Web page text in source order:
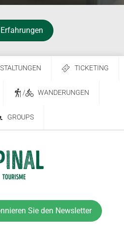
TICKETING
/ WANDERUNGEN
GROUPS
Sie den Newsletter